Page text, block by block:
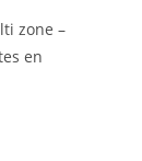
zone –
en